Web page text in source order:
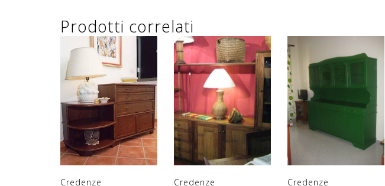
Prodotti correlati
Credenze Credenze Credenze